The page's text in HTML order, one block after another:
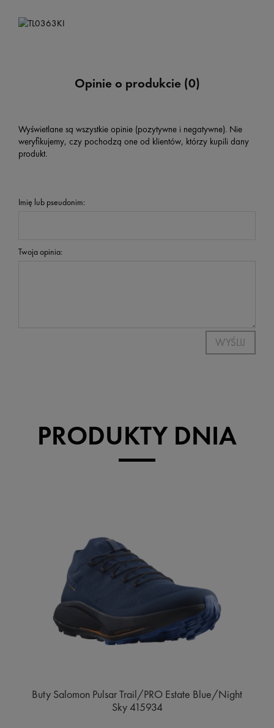
Opinie o produkcie (0)
Wyświetlane są wszystkie opinie (pozytywne i negatywne). Nie
weryfikujemy, czy pochodzą one od klientów, którzy kupili dany
produkt.
Imię lub pseudonim:
Twoja opinia:
WYŚLIJ
PRODUKTY DNIA
Buty Salomon Pulsar Trail/PRO Estate Blue/Night
Sky 415934